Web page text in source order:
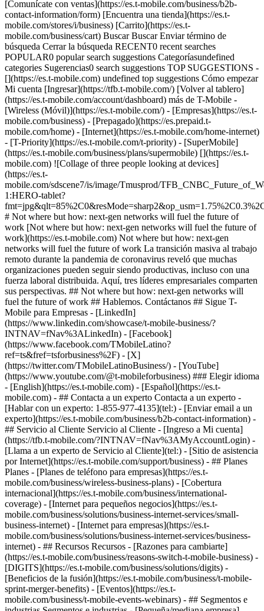
[Comunícate con ventas](https://es.t-mobile.com/business/b2b-
contact-information/form) [Encuentra una tienda](https://es.t-
mobile.com/stores/i/business) [Carrito](https://es.t-
mobile.com/business/cart) Buscar Buscar Enviar término de
búsqueda Cerrar la búsqueda RECENT0 recent searches
POPULAR0 popular search suggestions Categoríasundefined
categories Sugerencias0 search suggestions TOP SUGGESTIONS -
[](https://es.t-mobile.com) undefined top suggestions Cómo empezar
Mi cuenta [Ingresar](https://tfb.t-mobile.com/) [Volver al tablero]
(https://es.t-mobile.com/account/dashboard) más de T-Mobile -
[Wireless (Móvil)](https://es.t-mobile.com/) - [Empresas](https://es.t-
mobile.com/business) - [Prepagado](https://es.prepaid.t-
mobile.com/home) - [Internet](https://es.t-mobile.com/home-internet)
- [T-Priority](https://es.t-mobile.com/t-priority) - [SuperMobile]
(https://es.t-mobile.com/business/plans/supermobile) [](https://es.t-
mobile.com) ![Collage of three people looking at devices]
(https://es.t-
mobile.com/sdscene7/is/image/Tmusprod/
1:HERO-tablet?
# Not where but how: next-gen networks will fuel the future of
work [Not where but how: next-gen networks will fuel the future of
work](https://es.t-mobile.com) Not where but how: next-gen
networks will fuel the future of work La transición masiva al trabajo
remoto durante la pandemia de coronavirus reveló que muchas
organizaciones pueden seguir siendo productivas, incluso con una
fuerza laboral distribuida. Aquí, tres líderes empresariales comparten
sus perspectivas. ## Not where but how: next-gen networks will
fuel the future of work ## Hablemos. Contáctanos ## Sigue T-
Mobile para Empresas - [LinkedIn]
(https://www.linkedin.com/showcase/t-mobile-business/?
INTNAV=fNav%3ALinkedIn) - [Facebook]
(https://www.facebook.com/TMobileLatino?
ref=ts&fref=tsforbusiness%2F) - [X]
(https://twitter.com/TMobileLatinoBusiness/) - [YouTube]
(https://www.youtube.com/@t-mobileforbusiness) ### Elegir idioma
- [English](https://es.t-mobile.com) - [Español](https://es.t-
mobile.com) - ## Contacta a un experto Contacta a un experto -
[Hablar con un experto: 1-855-977-4135](tel:) - [Enviar email a un
experto](https://es.t-mobile.com/business/b2b-contact-information) -
## Servicio al Cliente Servicio al Cliente - [Ingreso a Mi cuenta]
(https://tfb.t-mobile.com/?INTNAV=fNav%3AMyAccountLogin) -
[Llama a un experto de Servicio al Cliente](tel:) - [Sitio de asistencia
por Internet](https://es.t-mobile.com/support/business) - ## Planes
Planes - [Planes de teléfono para empresas](https://es.t-
mobile.com/business/wireless-business-plans) - [Cobertura
internacional](https://es.t-mobile.com/business/international-
coverage) - [Internet para pequeños negocios](https://es.t-
mobile.com/business/solutions/business-internet-services/small-
business-internet) - [Internet para empresas](https://es.t-
mobile.com/business/solutions/business-internet-services/business-
internet) - ## Recursos Recursos - [Razones para cambiarte]
(https://es.t-mobile.com/business/reasons-switch-t-mobile-business) -
[DIGITS](https://es.t-mobile.com/business/solutions/digits) -
[Beneficios de la fusión](https://es.t-mobile.com/business/t-mobile-
sprint-merger-benefits) - [Eventos](https://es.t-
mobile.com/business/t-mobile-events-webinars) - ## Segmentos e